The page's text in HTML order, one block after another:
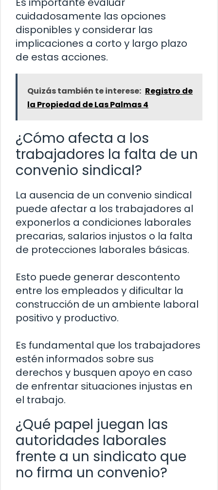
cuidadosamente las opciones
disponibles y considerar las
implicaciones a corto y largo plazo
de estas acciones.
Quizás también te interese: Registro de
la Propiedad de Las Palmas 4
¿Cómo afecta a los
trabajadores la falta de un
convenio sindical?
La ausencia de un convenio sindical
puede afectar a los trabajadores al
exponerlos a condiciones laborales
precarias, salarios injustos o la falta
de protecciones laborales básicas.
Esto puede generar descontento
entre los empleados y dificultar la
construcción de un ambiente laboral
positivo y productivo.
Es fundamental que los trabajadores
estén informados sobre sus
derechos y busquen apoyo en caso
de enfrentar situaciones injustas en
el trabajo.
¿Qué papel juegan las
autoridades laborales
frente a un sindicato que
no firma un convenio?